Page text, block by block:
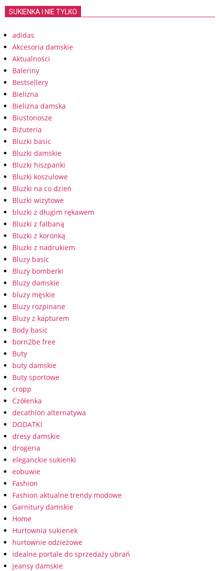
SUKIENKA I NIE TYLKO
adidas
Akcesoria damskie
Aktualności
Baleriny
Bestsellery
Bielizna
Bielizna damska
Biustonosze
Biżuteria
Bluzki basic
Bluzki damskie
Bluzki hiszpanki
Bluzki koszulowe
Bluzki na co dzień
Bluzki wizytowe
bluzki z długim rękawem
Bluzki z falbaną
Bluzki z koronką
Bluzki z nadrukiem
Bluzy basic
Bluzy bomberki
Bluzy damskie
bluzy męskie
Bluzy rozpinane
Bluzy z kapturem
Body basic
born2be free
Buty
buty damskie
Buty sportowe
cropp
Czółenka
decathlon alternatywa
DODATKI
dresy damskie
drogeria
eleganckie sukienki
eobuwie
Fashion
Fashion aktualne trendy modowe
Garnitury damskie
Home
Hurtownia sukienek
hurtownie odzieżowe
idealne portale do sprzedaży ubrań
jeansy damskie